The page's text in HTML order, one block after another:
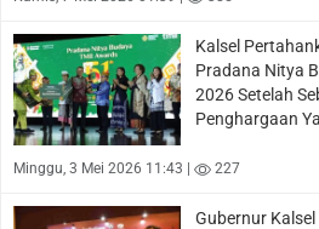
Kalsel
Pradana Nitya
2026 Setelah
Penghargaan
Minggu, 3 Mei 2026 11:43 | 227
Gubernur